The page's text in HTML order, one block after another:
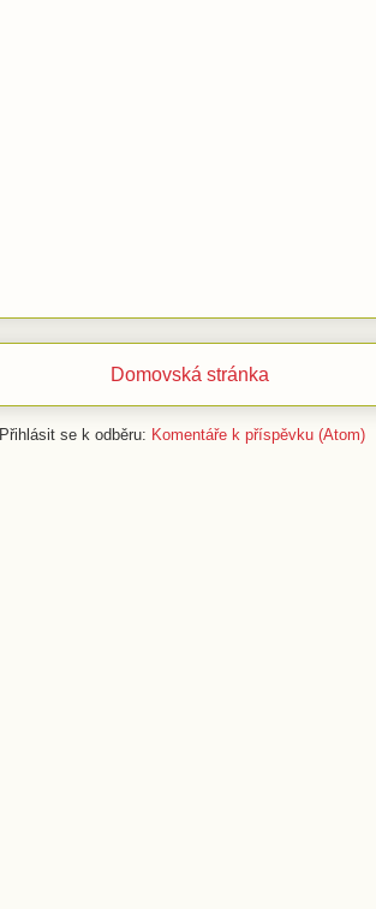
Domovská stránka
Přihlásit se k odběru: Komentáře k příspěvku (Atom)